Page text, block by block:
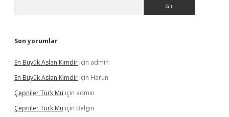
Son yorumlar
En Büyük Aslan Kimdir için admin
En Büyük Aslan Kimdir için Harun
Çepniler Türk Mü için admin
Çepniler Türk Mü için Belgin